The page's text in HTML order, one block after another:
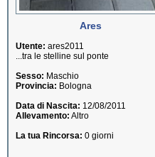
Ares
Utente: ares2011
...tra le stelline sul ponte
Sesso: Maschio
Provincia: Bologna
Data di Nascita: 12/08/2011
Allevamento: Altro
La tua Rincorsa: 0 giorni